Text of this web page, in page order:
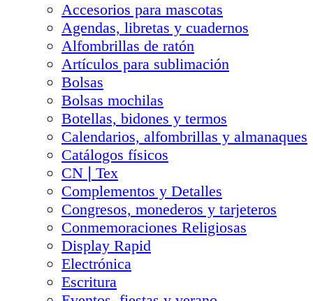
Accesorios para mascotas
Agendas, libretas y cuadernos
Alfombrillas de ratón
Artículos para sublimación
Bolsas
Bolsas mochilas
Botellas, bidones y termos
Calendarios, alfombrillas y almanaques
Catálogos físicos
CN❘Tex
Complementos y Detalles
Congresos, monederos y tarjeteros
Conmemoraciones Religiosas
Display Rapid
Electrónica
Escritura